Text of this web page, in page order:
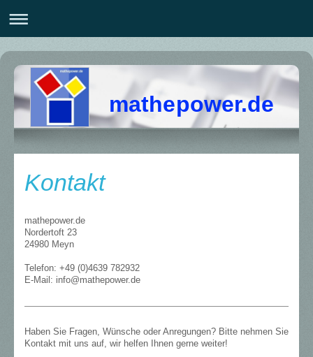
mathepower.de
Kontakt
mathepower.de
Nordertoft 23
24980 Meyn
Telefon: +49 (0)4639 782932
E-Mail: info@mathepower.de
Haben Sie Fragen, Wünsche oder Anregungen? Bitte nehmen Sie
Kontakt mit uns auf, wir helfen Ihnen gerne weiter!